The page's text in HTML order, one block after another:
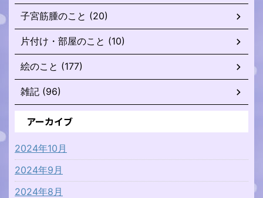
子宮筋腫のこと (20)
片付け・部屋のこと (10)
絵のこと (177)
雑記 (96)
アーカイブ
2024年10月
2024年9月
2024年8月